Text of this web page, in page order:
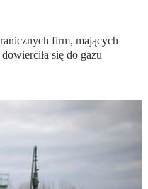
firm, mających
się do gazu